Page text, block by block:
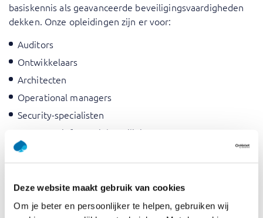
Deze website maakt gebruik van cookies
Om je beter en persoonlijker te helpen, gebruiken wij
basiskennis als geavanceerde beveiligingsvaardigheden
dekken. Onze opleidingen zijn er voor:
Auditors
Ontwikkelaars
Architecten
Operational managers
Security-specialisten
Managers informatiebeveiliging
(Chief) information security officers
Compliance managers
Legal managers
Lijnmanagers